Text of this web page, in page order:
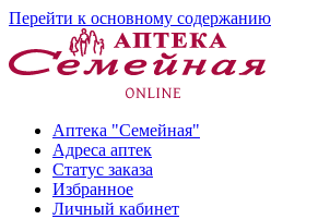
Перейти к основному содержанию
Аптека "Семейная"
Адреса аптек
Статус заказа
Избранное
Личный кабинет